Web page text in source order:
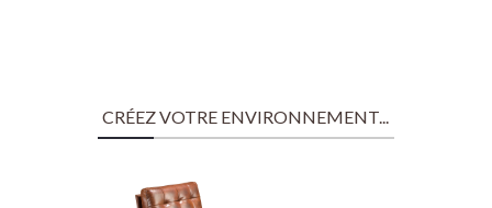
CRÉEZ VOTRE ENVIRONNEMENT...